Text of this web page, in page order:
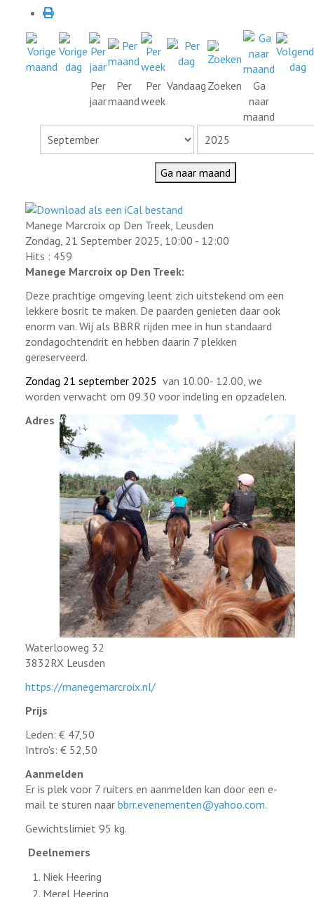
Per
jaar
Per
maand
Per
week
Vandaag Zoeken
Ga
naar
maand
Ga naar maand
Manege Marcroix op Den Treek, Leusden
Zondag, 21 September 2025, 10:00 - 12:00
Hits : 459
Manege Marcroix op Den Treek:
Deze prachtige omgeving leent zich uitstekend om een
lekkere bosrit te maken. De paarden genieten daar ook
enorm van. Wij als BBRR rijden mee in hun standaard
zondagochtendrit en hebben daarin 7 plekken
gereserveerd.
Zondag 21 september 2025 van 10.00- 12.00, we
worden verwacht om 09.30 voor indeling en opzadelen.
Adres
Waterlooweg 32
3832RX Leusden
https://manegemarcroix.nl/
Prijs
Leden: € 47,50
Intro's: € 52,50
Aanmelden
Er is plek voor 7 ruiters en aanmelden kan door een e-
mail te sturen naar bbrr.evenementen@yahoo.com.
Gewichtslimiet 95 kg.
Deelnemers
Niek Heering
Merel Heering